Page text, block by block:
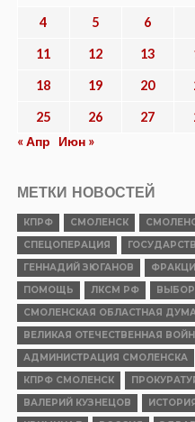
4 5 6
11 12 13
18 19 20
25 26 27
« Апр
Июн »
МЕТКИ НОВОСТЕЙ
КПРФ СМОЛЕНСК
СПЕЦОПЕРАЦИЯ
ГЕННАДИЙ ЗЮГАНОВ
ПОМОЩЬ
ЛКСМ РФ
СМОЛЕНСКАЯ ОБЛАСТНАЯ
ВЕЛИКАЯ ОТЕЧЕСТВЕННАЯ
АДМИНИСТРАЦИЯ СМОЛЕНСКА
КПРФ СМОЛЕНСК
ВАЛЕРИЙ КУЗНЕЦОВ
ИСТОРИЯ